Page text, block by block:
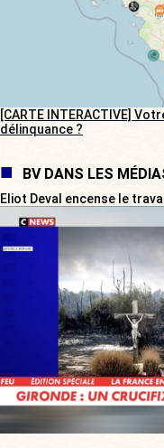
[CARTE INTERACTIVE]
délinquance ?
BV DANS LES
Eliot Deval encense le